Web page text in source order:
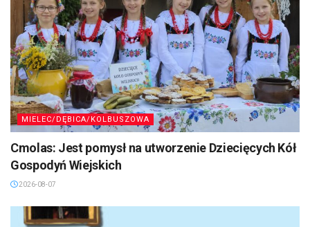
MIELEC/DĘBICA/KOLBUSZOWA
Cmolas: Jest pomysł na utworzenie Dziecięcych Kół
Gospodyń Wiejskich
2026-08-07